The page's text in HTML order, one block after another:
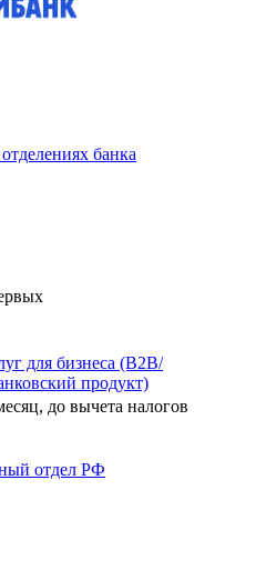
банка
для бизнеса (B2B/
продукт)
до вычета налогов
отдел РФ